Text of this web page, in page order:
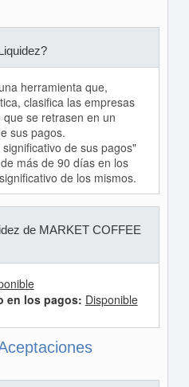
herramienta que,
clasifica las empresas
se retrasen en un
sus pagos.
de sus pagos"
más de 90 días en los
de los mismos.
de MARKET COFFEE
en los pagos: Disponible